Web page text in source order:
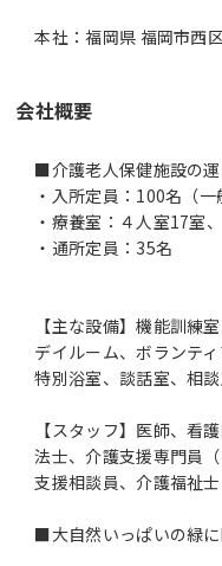
本社：福岡県 福岡市
会社概要
■介護老人保健施設の
・入所定員：100名（
・療養室：４人室17室
・通所定員：35名
【主な設備】機能訓練
デイルーム、ボランテ
特別浴室、談話室、相
【スタッフ】医師、看
法士、介護支援専門員
支援相談員、介護福祉
■大自然いっぱいの緑に